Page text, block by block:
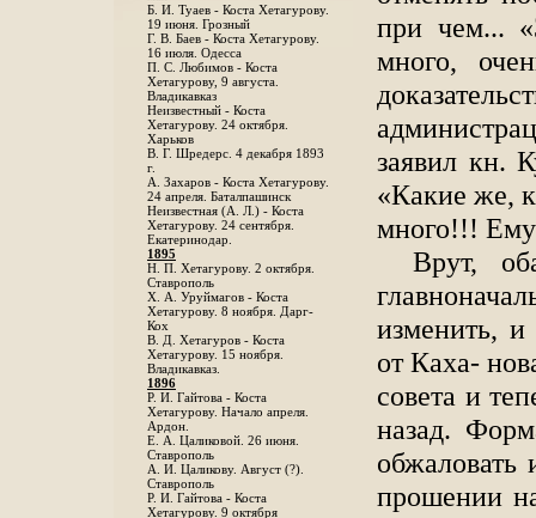
Б. И. Туаев - Коста Хетагурову.
19 июня. Грозный
Г. В. Баев - Коста Хетагурову.
16 июля. Одесса
П. С. Любимов - Коста
Хетагурову, 9 августа.
Владикавказ
Неизвестный - Коста
Хетагурову. 24 октября.
Харьков
B. Г. Шредерс. 4 декабря 1893
г.
А. Захаров - Коста Хетагурову.
24 апреля. Баталпашинск
Неизвестная (А. Л.) - Коста
Хетагурову. 24 сентября.
Екатеринодар.
1895
Н. П. Хетагурову. 2 октября.
Ставрополь
X. А. Уруймагов - Коста
Хетагурову. 8 ноября. Дарг-
Кох
В. Д. Хетагуров - Коста
Хетагурову. 15 ноября.
Владикавказ.
1896
Р. И. Гайтова - Коста
Хетагурову. Начало апреля.
Ардон.
Е. А. Цаликовой. 26 июня.
Ставрополь
А. И. Цаликову. Август (?).
Ставрополь
Р. И. Гайтова - Коста
Хетагурову. 9 октября
при чем...
много,
заявил кн.
«Какие же,
много!!!
Врут,
изменить, и
от Каха-
совета и
назад.
прошении